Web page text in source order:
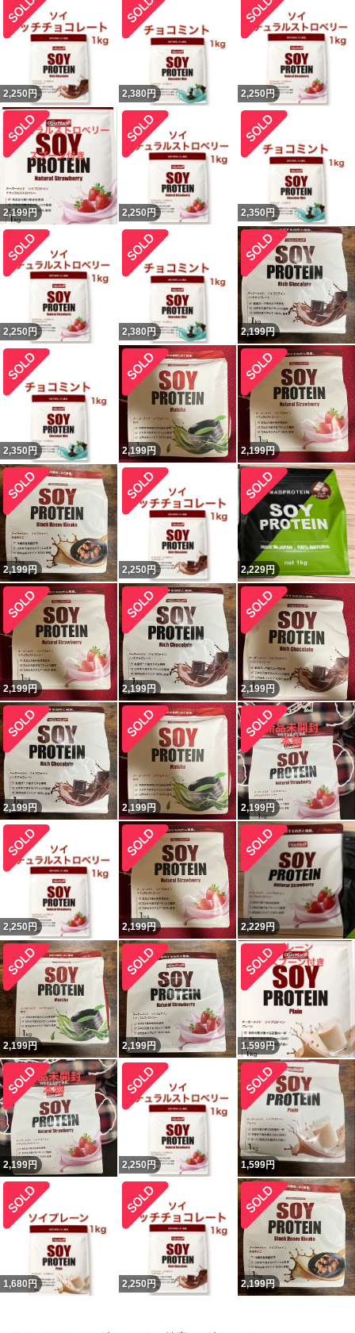
2,250 円 2,380 円 2,250 円
2,199円 2,250 円 2,350 円
2,250 円 2,380 円 2,199円
2,350 円 2,199円 2,199円
2,199円 2,250 円 2,229円
2,199円 2,199円 2,199円
2,199円 2,199円 2,199円
2,250 円 2,199円 2,229円
2,199円 2,199円 1,599円
2,199円 2,250 円 1,599円
1,680 円 2,250 円 2,199円